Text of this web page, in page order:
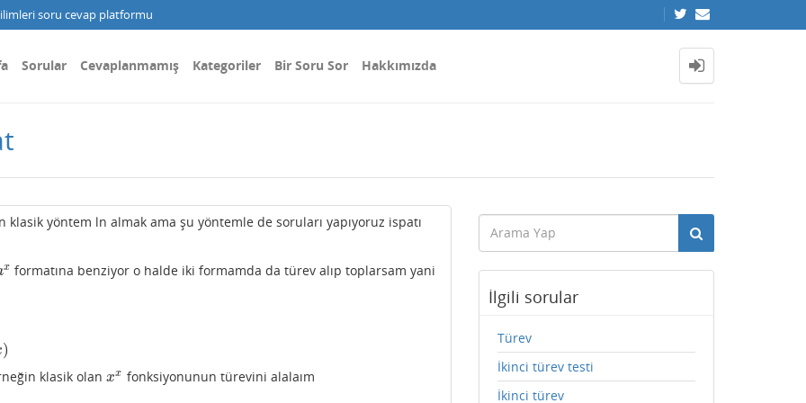
soru cevap platformu
Sorular Cevaplanmamış Kategoriler Bir Soru Sor Hakkımızda
yöntem ln almak ama şu yöntemle de soruları yapıyoruz ispatı
x
x formatına benziyor o halde iki formamda da türev alıp toplarsam yani
)
klasik olan xx
xx fonksiyonunun türevini alalaım
İlgili sorular
Türev
İkinci türev testi
İkinci türev